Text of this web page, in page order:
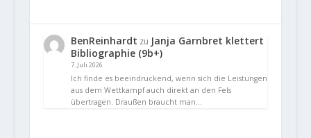
BenReinhardt zu Janja Garnbret klettert
Bibliographie (9b+)
7. Juli 2026
Ich finde es beeindruckend, wenn sich die Leistungen
aus dem Wettkampf auch direkt an den Fels
übertragen. Draußen braucht man…